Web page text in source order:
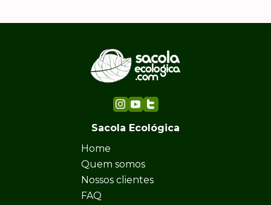
Sacola Ecológica
Home
Quem somos
Nossos clientes
FAQ